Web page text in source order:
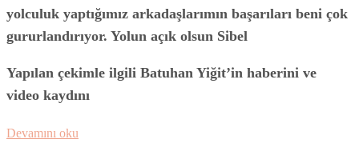
yolculuk yaptığımız arkadaşlarımın başarıları beni çok
gururlandırıyor. Yolun açık olsun Sibel
Yapılan çekimle ilgili Batuhan Yiğit’in haberini ve
video kaydını
Devamını oku